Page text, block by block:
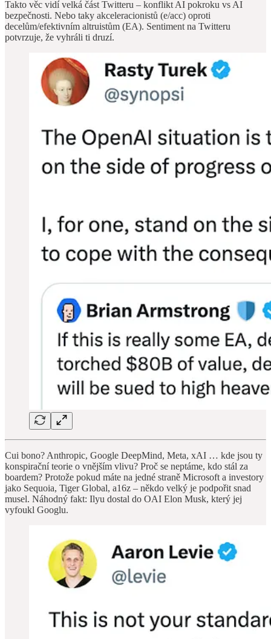
Takto věc vidí velká část Twitteru – konflikt AI pokroku vs AI
bezpečnosti. Nebo taky akceleracionistů (e/acc) oproti
decelům/efektivním altruistům (EA). Sentiment na Twitteru
potvrzuje, že vyhráli ti druzí.
Cui bono? Anthropic, Google DeepMind, Meta, xAI … kde jsou ty
konspirační teorie o vnějším vlivu? Proč se neptáme, kdo stál za
boardem? Protože pokud máte na jedné straně Microsoft a investory
jako Sequoia, Tiger Global, a16z – někdo velký je podpořit snad
musel. Náhodný fakt: Ilyu dostal do OAI Elon Musk, který jej
vyfoukl Googlu.